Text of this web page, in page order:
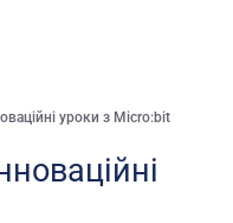
уроки з Micro:bit